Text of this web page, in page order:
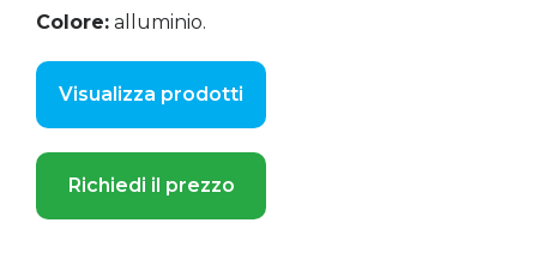
Colore: alluminio.
Visualizza prodotti
Richiedi il prezzo